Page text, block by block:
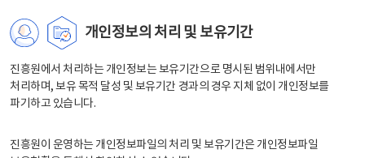
개인정보의 처리 및 보유기간
진흥원에서 처리하는 개인정보는 보유기간으로 명시된 범위내에서만
처리하며, 보유 목적 달성 및 보유기간 경과의 경우 지체 없이 개인정보를
파기하고 있습니다.
진흥원이 운영하는 개인정보파일의 처리 및 보유기간은 개인정보파일